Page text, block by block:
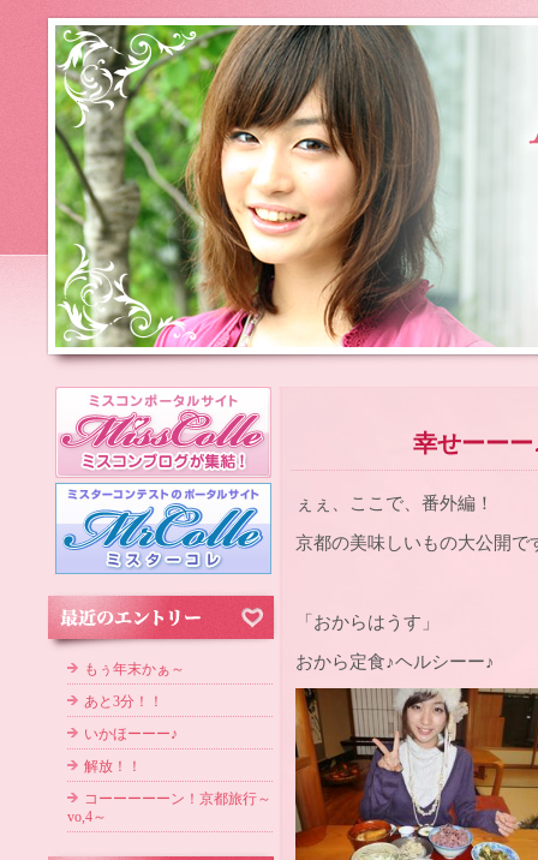
幸せーー
ぇぇ、ここで、番外編！
京都の美味しいもの大公開で
「おからはうす」
おから定食♪ヘルシーー♪
もぅ年末かぁ～
あと3分！！
いかほーーー♪
解放！！
コーーーーーン！京都旅行～
vo,4～